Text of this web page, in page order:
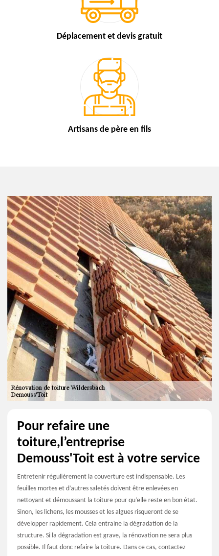
Déplacement et devis gratuit
Artisans de père en fils
Pour refaire une
toiture,l’entreprise
Demouss'Toit est à votre service
Entretenir régulièrement la couverture est indispensable. Les
feuilles mortes et d’autres saletés doivent être enlevées en
nettoyant et démoussant la toiture pour qu’elle reste en bon état.
Sinon, les lichens, les mousses et les algues risqueront de se
développer rapidement. Cela entraine la dégradation de la
structure. Si la dégradation est grave, la rénovation ne sera plus
possible. Il faut donc refaire la toiture. Dans ce cas, contactez